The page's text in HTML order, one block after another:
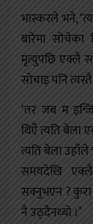
भास्करले भने,
बारेमा
मृत्युपछि एक्लै
सोचाइ पनि त्यस्तै
‘तर जब म
थिएँ त्यति बेला
त्यति बेला उहाँले
समयदेखि एक्लै
सक्नुभएन ? कुरा
नै उठ्दैनथ्यो ।’